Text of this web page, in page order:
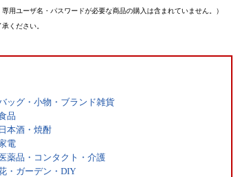
ユーザ名・パスワードが必要な商品の購入は含まれていません。）
ください。
ッグ・小物・ブランド雑貨
品
日本酒・焼酎
電
薬品・コンタクト・介護
・ガーデン・DIY